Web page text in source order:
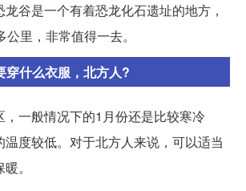
谷是一个有着恐龙化石遗址的地方，
里，非常值得一去。
穿什么衣服，北方人?
，一般情况下的1月份还是比较寒冷
温度较低。对于北方人来说，可以适当
。